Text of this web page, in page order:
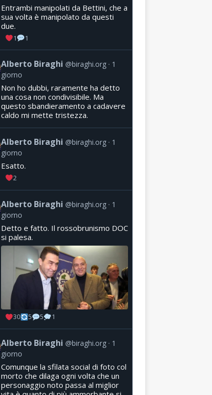
Entrambi manipolati da Bettini, che a
sua volta è manipolato da questi
due.
1 1
Alberto Biraghi @biraghi.org
1
giorno
Non ho dubbi, raramente ha detto
una cosa non condivisibile. Ma
questo sbandieramento a cadavere
caldo mi mette tristezza.
Alberto Biraghi @biraghi.org
1
giorno
Esatto.
2
Alberto Biraghi @biraghi.org
1
giorno
Detto e fatto. Il rossobrunismo DOC
si palesa.
30 5 5 1
Alberto Biraghi @biraghi.org
1
giorno
Comunque la sfilata social di foto col
morto che dilaga ogni volta che un
personaggio noto passa al miglior